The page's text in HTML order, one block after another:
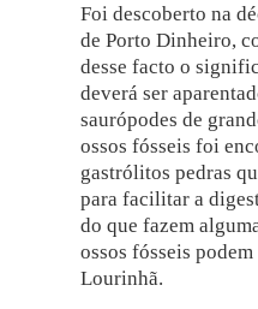
Foi descoberto na
de Porto Dinheiro,
desse facto o
deverá ser
saurópodes de
ossos fósseis foi
gastrólitos pedras
para facilitar a
do que fazem
ossos fósseis
Lourinhã.